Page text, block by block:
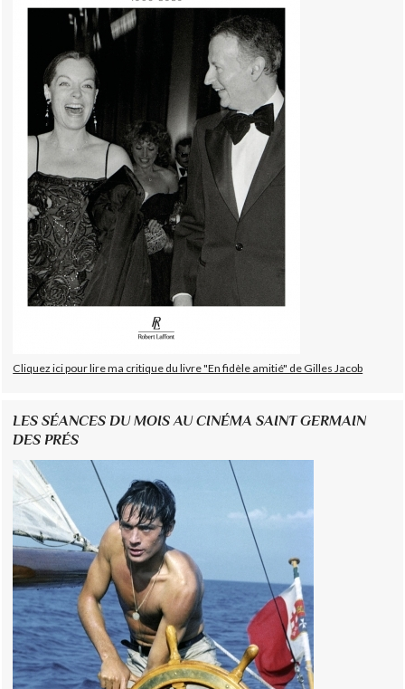
Cliquez ici pour lire ma critique du livre "En fidèle amitié" de Gilles Jacob
LES SÉANCES DU MOIS AU CINÉMA SAINT GERMAIN
DES PRÉS